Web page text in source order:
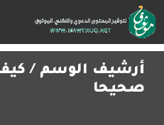
أرشيف الوسم /
صحيحا